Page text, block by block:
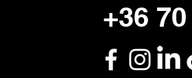
+36